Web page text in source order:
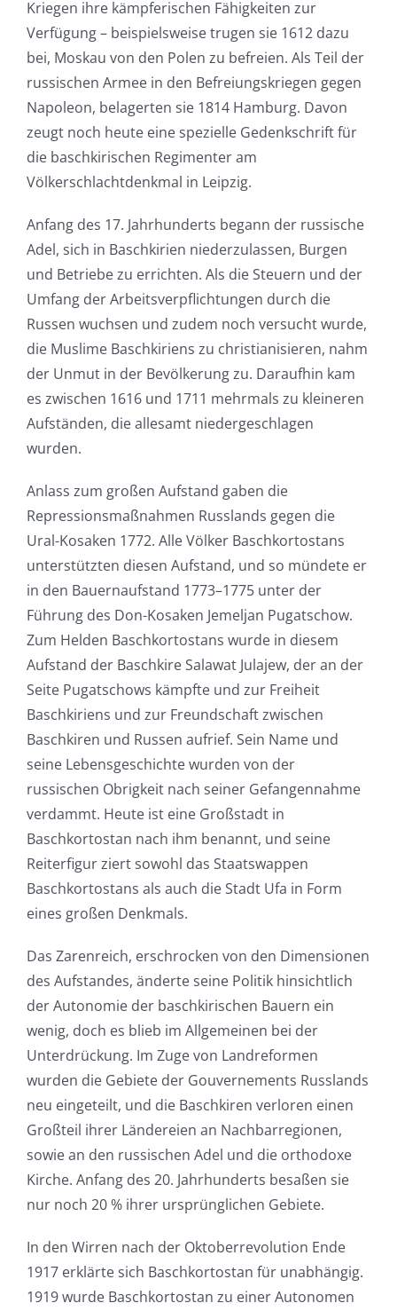
Kriegen ihre kämpferischen Fähigkeiten zur
Verfügung – beispielsweise trugen sie 1612 dazu
bei, Moskau von den Polen zu befreien. Als Teil der
russischen Armee in den Befreiungskriegen gegen
Napoleon, belagerten sie 1814 Hamburg. Davon
zeugt noch heute eine spezielle Gedenkschrift für
die baschkirischen Regimenter am
Völkerschlachtdenkmal in Leipzig.
Anfang des 17. Jahrhunderts begann der russische
Adel, sich in Baschkirien niederzulassen, Burgen
und Betriebe zu errichten. Als die Steuern und der
Umfang der Arbeitsverpflichtungen durch die
Russen wuchsen und zudem noch versucht wurde,
die Muslime Baschkiriens zu christianisieren, nahm
der Unmut in der Bevölkerung zu. Daraufhin kam
es zwischen 1616 und 1711 mehrmals zu kleineren
Aufständen, die allesamt niedergeschlagen
wurden.
Anlass zum großen Aufstand gaben die
Repressionsmaßnahmen Russlands gegen die
Ural-Kosaken 1772. Alle Völker Baschkortostans
unterstützten diesen Aufstand, und so mündete er
in den Bauernaufstand 1773–1775 unter der
Führung des Don-Kosaken Jemeljan Pugatschow.
Zum Helden Baschkortostans wurde in diesem
Aufstand der Baschkire Salawat Julajew, der an der
Seite Pugatschows kämpfte und zur Freiheit
Baschkiriens und zur Freundschaft zwischen
Baschkiren und Russen aufrief. Sein Name und
seine Lebensgeschichte wurden von der
russischen Obrigkeit nach seiner Gefangennahme
verdammt. Heute ist eine Großstadt in
Baschkortostan nach ihm benannt, und seine
Reiterfigur ziert sowohl das Staatswappen
Baschkortostans als auch die Stadt Ufa in Form
eines großen Denkmals.
Das Zarenreich, erschrocken von den Dimensionen
des Aufstandes, änderte seine Politik hinsichtlich
der Autonomie der baschkirischen Bauern ein
wenig, doch es blieb im Allgemeinen bei der
Unterdrückung. Im Zuge von Landreformen
wurden die Gebiete der Gouvernements Russlands
neu eingeteilt, und die Baschkiren verloren einen
Großteil ihrer Ländereien an Nachbarregionen,
sowie an den russischen Adel und die orthodoxe
Kirche. Anfang des 20. Jahrhunderts besaßen sie
nur noch 20 % ihrer ursprünglichen Gebiete.
In den Wirren nach der Oktoberrevolution Ende
1917 erklärte sich Baschkortostan für unabhängig.
1919 wurde Baschkortostan zu einer Autonomen